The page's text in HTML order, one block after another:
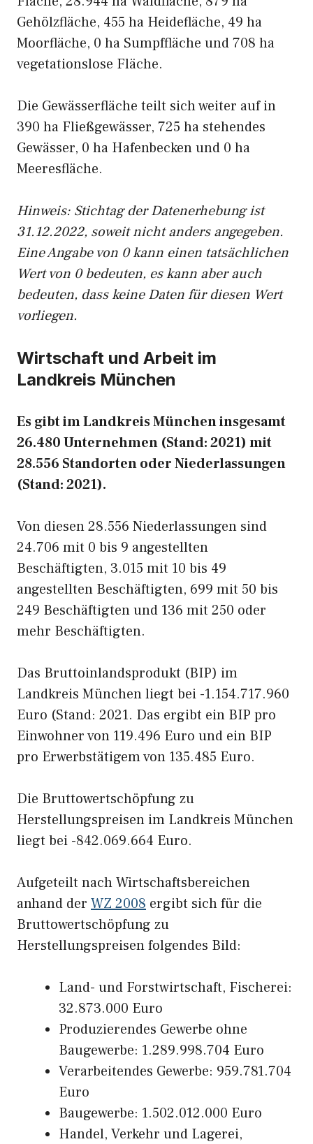
Gehölzfläche, 455 ha Heidefläche, 49 ha
Moorfläche, 0 ha Sumpffläche und 708 ha
vegetationslose Fläche.
Die Gewässerfläche teilt sich weiter auf in
390 ha Fließgewässer, 725 ha stehendes
Gewässer, 0 ha Hafenbecken und 0 ha
Meeresfläche.
Hinweis: Stichtag der Datenerhebung ist
31.12.2022, soweit nicht anders angegeben.
Eine Angabe von 0 kann einen tatsächlichen
Wert von 0 bedeuten, es kann aber auch
bedeuten, dass keine Daten für diesen Wert
vorliegen.
Wirtschaft und Arbeit im
Landkreis München
Es gibt im Landkreis München insgesamt
26.480 Unternehmen (Stand: 2021) mit
28.556 Standorten oder Niederlassungen
(Stand: 2021).
Von diesen 28.556 Niederlassungen sind
24.706 mit 0 bis 9 angestellten
Beschäftigten, 3.015 mit 10 bis 49
angestellten Beschäftigten, 699 mit 50 bis
249 Beschäftigten und 136 mit 250 oder
mehr Beschäftigten.
Das Bruttoinlandsprodukt (BIP) im
Landkreis München liegt bei -1.154.717.960
Euro (Stand: 2021. Das ergibt ein BIP pro
Einwohner von 119.496 Euro und ein BIP
pro Erwerbstätigem von 135.485 Euro.
Die Bruttowertschöpfung zu
Herstellungspreisen im Landkreis München
liegt bei -842.069.664 Euro.
Aufgeteilt nach Wirtschaftsbereichen
anhand der WZ 2008 ergibt sich für die
Bruttowertschöpfung zu
Herstellungspreisen folgendes Bild:
Land- und Forstwirtschaft, Fischerei:
32.873.000 Euro
Produzierendes Gewerbe ohne
Baugewerbe: 1.289.998.704 Euro
Verarbeitendes Gewerbe: 959.781.704
Euro
Baugewerbe: 1.502.012.000 Euro
Handel, Verkehr und Lagerei,